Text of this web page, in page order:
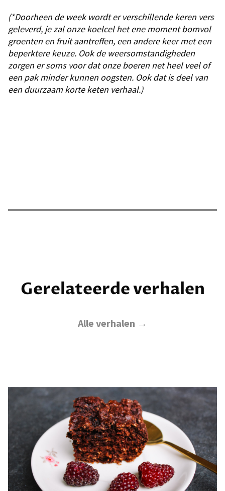
(*Doorheen de week wordt er verschillende keren vers
geleverd, je zal onze koelcel het ene moment bomvol
groenten en fruit aantreffen, een andere keer met een
beperktere keuze. Ook de weersomstandigheden
zorgen er soms voor dat onze boeren net heel veel of
een pak minder kunnen oogsten. Ook dat is deel van
een duurzaam korte keten verhaal.)
Gerelateerde verhalen
Alle verhalen →